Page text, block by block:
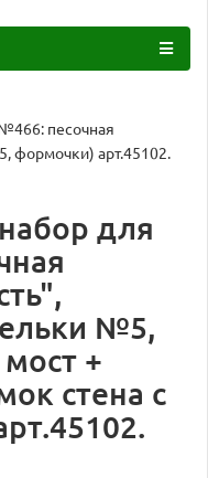
песочная
формочки) арт.45102.
для
№5,
+
стена с